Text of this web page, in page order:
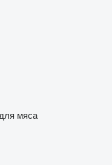
мяса